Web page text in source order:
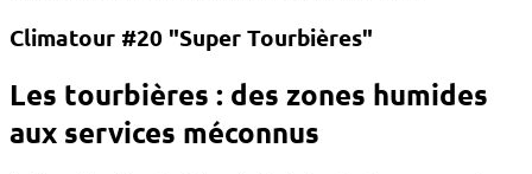
Climatour #20 "Super Tourbières"
Les tourbières : des zones humides
aux services méconnus